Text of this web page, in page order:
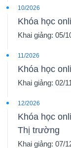
10/2026
Khóa học
Khai giảng: 05/
11/2026
Khóa học
Khai giảng: 02/
12/2026
Khóa học
Thị trường
Khai giảng: 07/
CÔNG
NGHIỆP